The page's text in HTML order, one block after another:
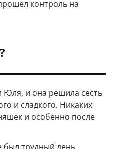
контроль на
Юля, и она решила сесть
и сладкого. Никаких
и особенно после